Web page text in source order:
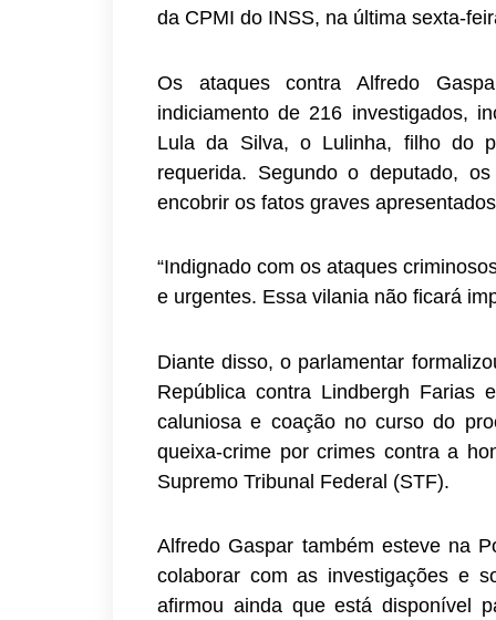
da CPMI do INSS, na última sexta-
Os ataques contra Alfredo
indiciamento de 216 investigados,
Lula da Silva, o Lulinha, filho do
requerida. Segundo o deputado,
encobrir os fatos graves
“Indignado com os ataques
e urgentes. Essa vilania não ficará
Diante disso, o parlamentar
República contra Lindbergh Farias
caluniosa e coação no curso do
queixa-crime por crimes contra a
Supremo Tribunal Federal (STF).
Alfredo Gaspar também esteve na
colaborar com as investigações e
afirmou ainda que está disponível